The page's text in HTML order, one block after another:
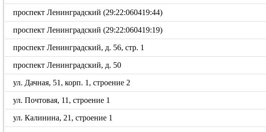
проспект Ленинградский (29:22:060419:44)
проспект Ленинградский (29:22:060419:19)
проспект Ленинградский, д. 56, стр. 1
проспект Ленинградский, д. 50
ул. Дачная, 51, корп. 1, строение 2
ул. Почтовая, 11, строение 1
ул. Калинина, 21, строение 1